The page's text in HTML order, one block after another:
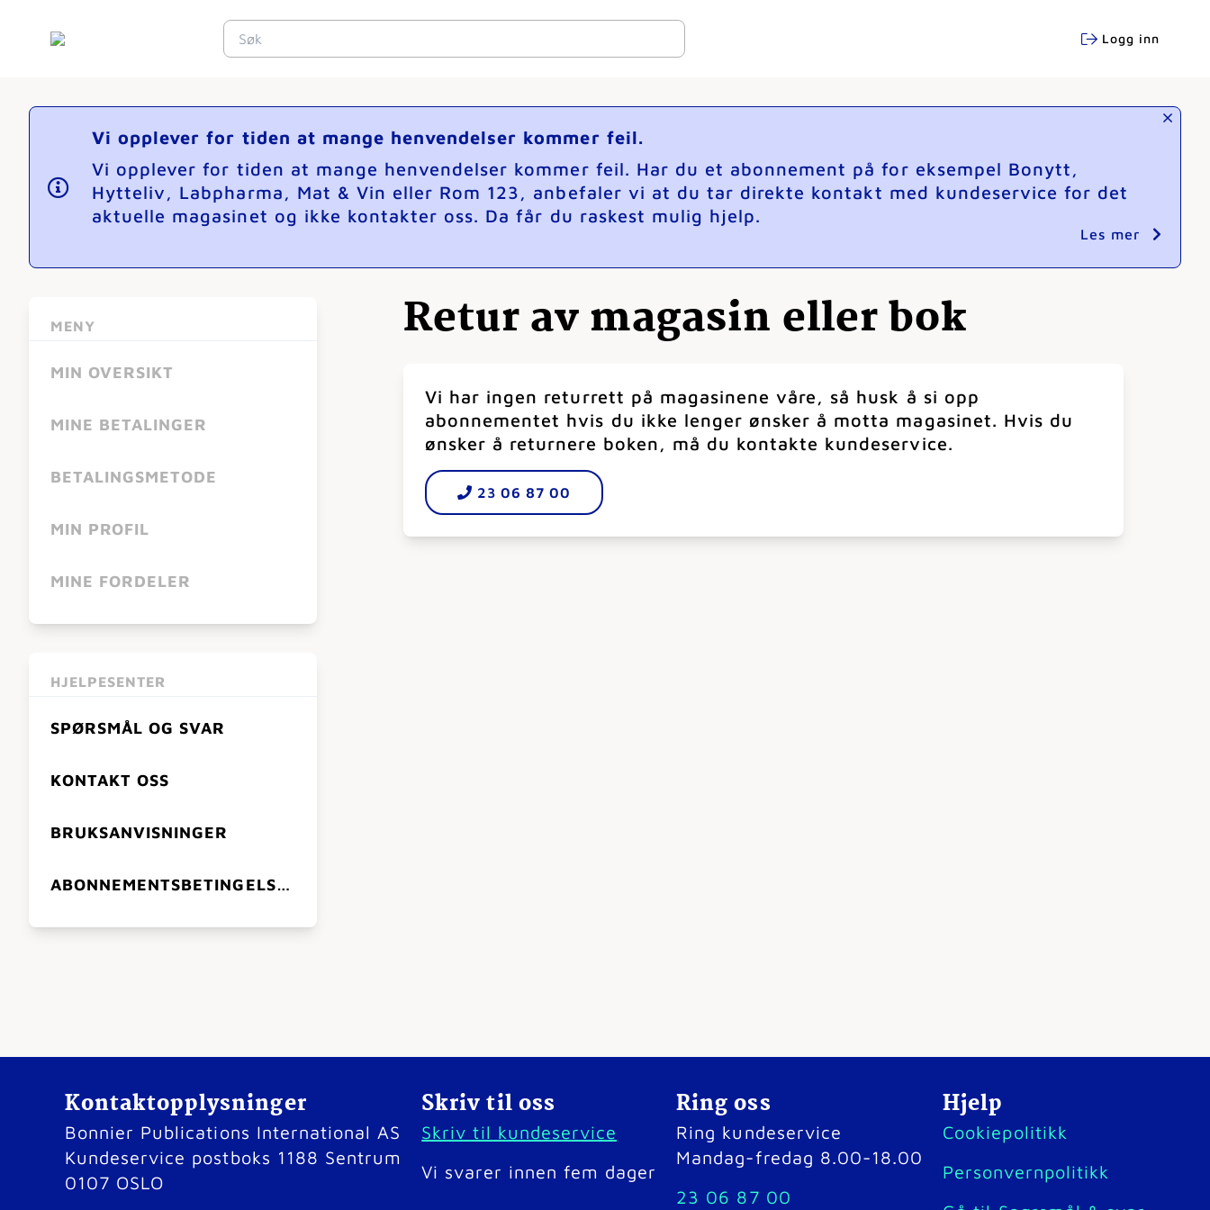
Logg inn
Vi opplever for tiden at mange henvendelser kommer feil.
Vi opplever for tiden at mange henvendelser kommer feil. Har du et abonnement på for eksempel Bonytt,
Hytteliv, Labpharma, Mat & Vin eller Rom 123, anbefaler vi at du tar direkte kontakt med kundeservice for det
aktuelle magasinet og ikke kontakter oss. Da får du raskest mulig hjelp.
Les mer
MENY
MIN OVERSIKT
MINE BETALINGER
BETALINGSMETODE
MIN PROFIL
MINE FORDELER
HJELPESENTER
SPØRSMÅL OG SVAR
KONTAKT OSS
BRUKSANVISNINGER
ABONNEMENTSBETINGELSER
Retur av magasin eller bok
Vi har ingen returrett på magasinene våre, så husk å si opp
abonnementet hvis du ikke lenger ønsker å motta magasinet. Hvis du
ønsker å returnere boken, må du kontakte kundeservice.
23 06 87 00
Kontaktopplysninger
Bonnier Publications International AS
Kundeservice postboks 1188 Sentrum
0107 OSLO
Skriv til oss
Skriv til kundeservice
Vi svarer innen fem dager
Ring oss
Ring kundeservice
Mandag-fredag 8.00-18.00
23 06 87 00
Hjelp
Cookiepolitikk
Personvernpolitikk